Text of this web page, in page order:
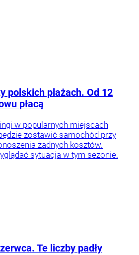
polskich plażach. Od 12
płacą
w popularnych miejscach
zostawić samochód przy
żadnych kosztów.
sytuacja w tym sezonie.
Te liczby padły